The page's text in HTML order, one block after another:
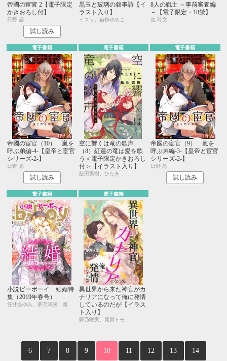
帝國の宦官 2【電子限定
かきおろし付】
日野 晶
試し読み
黒玉と玻璃の叙事詩【イ
ラスト入り】
イスラ、猫柳ゆめこ
8人の戦士 ～事前審査編
～【電子限定・18禁】
池 玲文
電子書籍
帝國の宦官（10） 嵐を
呼ぶ弟編-4-【皇帝と宦官
シリーズ-2-】
日野 晶
試し読み
電子書籍
空に響くは竜の歌声
（8）紅蓮の竜は愛を歌
う＜電子限定かきおろし
付＞【イラスト入り】
飯田実樹、ひたき
電子書籍
帝國の宦官（9） 嵐を
呼ぶ弟編-3-【皇帝と宦官
シリーズ-2-】
日野 晶
試し読み
電子書籍
小説ビーボーイ 結婚特
集（2019年春号）
笠井あゆみ、夢乃咲実、尾賀トモ、広瀬たみ、古藤嗣己、松梶もとや、駒城ミチヲ、水壬楓子、しおべり由生、遠野春日、円陣闇丸、noel、周防佑未、小高テルヨ、むにお
電子書籍
異世界から来た神官がカ
ナリアになって俺に発情
しているのだが【イラス
ト入り】
夢乃咲実、尾賀トモ
6 7 8 9 10 11 12 13 14